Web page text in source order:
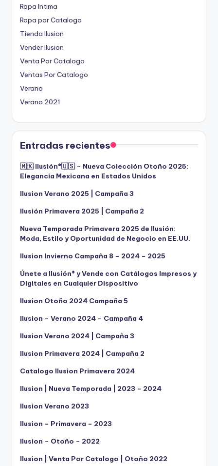
Ropa Intima
Ropa por Catalogo
Tienda Ilusion
Vender Ilusion
Venta Por Catalogo
Ventas Por Catalogo
Verano
Verano 2021
Entradas recientes
🇲🇽 Ilusión®️🇺🇸 – Nueva Colección Otoño 2025:
Elegancia Mexicana en Estados Unidos
Ilusion Verano 2025 | Campaña 3
Ilusión Primavera 2025 | Campaña 2
Nueva Temporada Primavera 2025 de Ilusión:
Moda, Estilo y Oportunidad de Negocio en EE.UU.
Ilusion Invierno Campaña 8 – 2024 – 2025
Únete a Ilusión® y Vende con Catálogos Impresos y
Digitales en Cualquier Dispositivo
Ilusion Otoño 2024 Campaña 5
Ilusion – Verano 2024 – Campaña 4
Ilusion Verano 2024 | Campaña 3
Ilusion Primavera 2024 | Campaña 2
Catalogo Ilusion Primavera 2024
Ilusion | Nueva Temporada | 2023 – 2024
Ilusion Verano 2023
Ilusion – Primavera – 2023
Ilusion – Otoño – 2022
Ilusion | Venta Por Catalogo | Otoño 2022